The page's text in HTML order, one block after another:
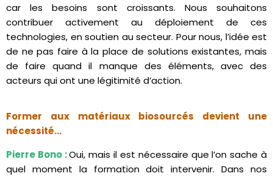
car les besoins sont croissants. Nous souhaitons
contribuer activement au déploiement de ces
technologies, en soutien au secteur. Pour nous, l’idée est
de ne pas faire à la place de solutions existantes, mais
de faire quand il manque des éléments, avec des
acteurs qui ont une légitimité d’action.
Former aux matériaux biosourcés devient une
nécessité…
Pierre Bono :Oui, mais il est nécessaire que l’on sache à
quel moment la formation doit intervenir. Dans nos